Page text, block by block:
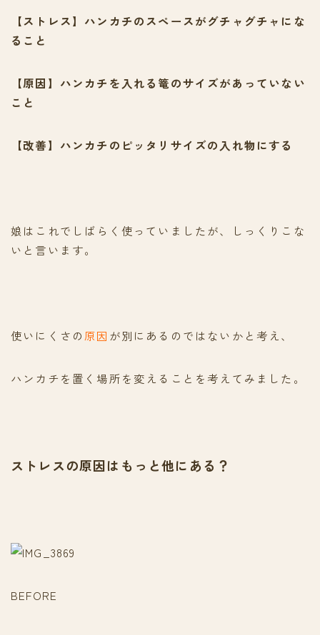
【ストレス】ハンカチのスペースがグチャグチャにな
ること
【原因】ハンカチを入れる篭のサイズがあっていない
こと
【改善】ハンカチのピッタリサイズの入れ物にする
娘はこれでしばらく使っていましたが、しっくりこな
いと言います。
使いにくさの 原因 が別にあるのではないかと考え、
ハンカチを置く場所を変えることを考えてみました。
ストレスの原因はもっと他にある？
BEFORE